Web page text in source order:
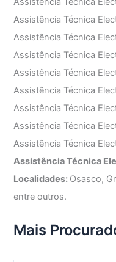
Assistência Técnica
Assistência Técnica
Assistência Técnica
Assistência Técnica
Assistência Técnica
Assistência Técnica
Assistência Técnica
Assistência Técnica
Assistência Técnica
Localidades: Osasco,
entre outros.
Mais